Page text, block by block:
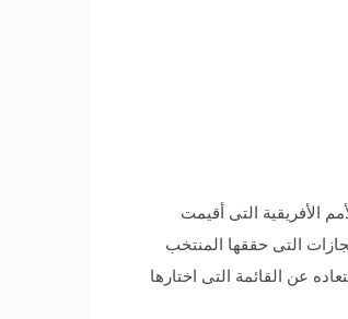
الأفريقية التى أقيمت
التى حققها المنتخب
عن القائمة التى اختارها